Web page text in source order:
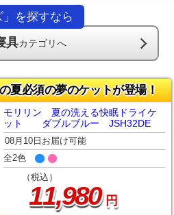
を探すなら
具カテゴリへ
夏必須の夢のケットが登場！
モリリン 夏の洗える快眠ドライケ
ット ダブルブルー JSH32DE
08月10日お届け可能
全2色
（税込）
11,980円